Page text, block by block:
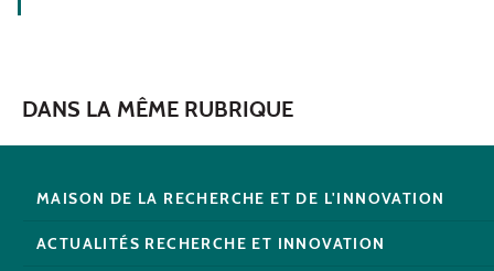
DANS LA MÊME RUBRIQUE
MAISON DE LA RECHERCHE ET DE L'INNOVATION
ACTUALITÉS RECHERCHE ET INNOVATION